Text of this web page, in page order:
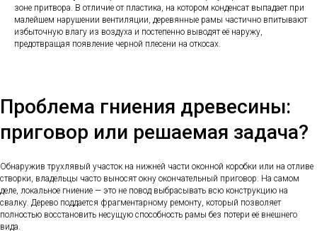
зоне притвора. В отличие от пластика, на котором конденсат выпадает при
малейшем нарушении вентиляции, деревянные рамы частично впитывают
избыточную влагу из воздуха и постепенно выводят её наружу,
предотвращая появление черной плесени на откосах.
Проблема гниения древесины:
приговор или решаемая задача?
Обнаружив трухлявый участок на нижней части оконной коробки или на отливе
створки, владельцы часто выносят окну окончательный приговор. На самом
деле, локальное гниение — это не повод выбрасывать всю конструкцию на
свалку. Дерево поддается фрагментарному ремонту, который позволяет
полностью восстановить несущую способность рамы без потери её внешнего
вида.